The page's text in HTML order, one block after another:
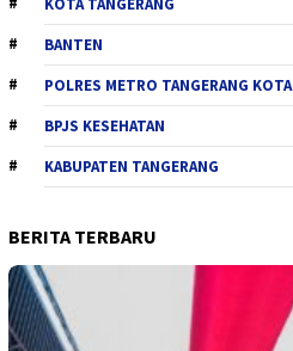
BANTEN
POLRES METRO TANGERANG KOTA
BPJS KESEHATAN
KABUPATEN TANGERANG
BERITA TERBARU